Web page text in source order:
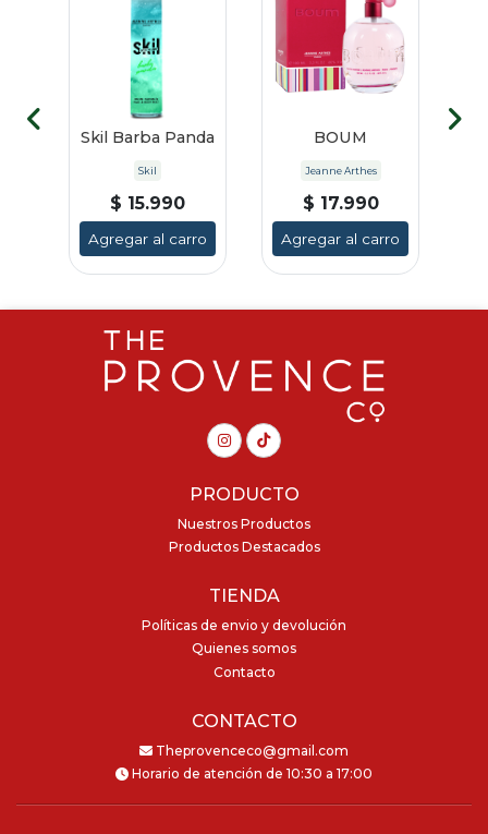
Skil Barba Panda
Skil
$ 15.990
Agregar al carro
BOUM
Jeanne Arthes
$ 17.990
Agregar al carro
PRODUCTO
Nuestros Productos
Productos Destacados
TIENDA
Políticas de envio y devolución
Quienes somos
Contacto
CONTACTO
Theprovenceco@gmail.com
Horario de atención de 10:30 a 17:00